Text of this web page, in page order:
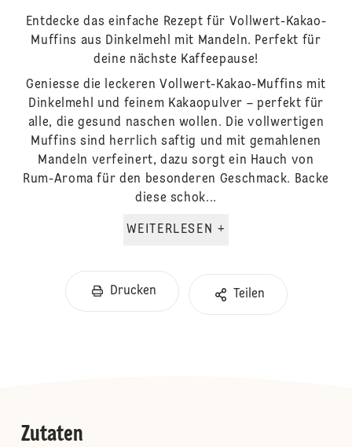
Entdecke das einfache Rezept für Vollwert-Kakao-
Muffins aus Dinkelmehl mit Mandeln. Perfekt für
deine nächste Kaffeepause!
Geniesse die leckeren Vollwert-Kakao-Muffins mit
Dinkelmehl und feinem Kakaopulver – perfekt für
alle, die gesund naschen wollen. Die vollwertigen
Muffins sind herrlich saftig und mit gemahlenen
Mandeln verfeinert, dazu sorgt ein Hauch von
Rum-Aroma für den besonderen Geschmack. Backe
diese schok...
WEITERLESEN +
Drucken Teilen
Zutaten